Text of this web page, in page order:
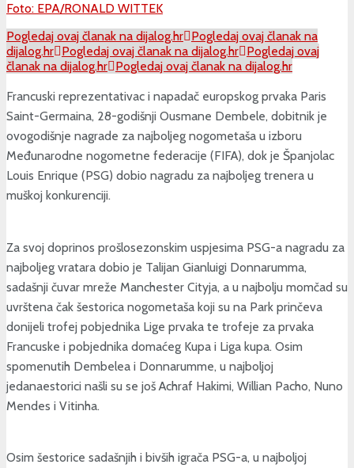
Foto: EPA/RONALD WITTEK
Pogledaj ovaj članak na dijalog.hr Pogledaj ovaj članak na
dijalog.hr Pogledaj ovaj članak na dijalog.hr Pogledaj ovaj
članak na dijalog.hr Pogledaj ovaj članak na dijalog.hr
Francuski reprezentativac i napadač europskog prvaka Paris
Saint-Germaina, 28-godišnji Ousmane Dembele, dobitnik je
ovogodišnje nagrade za najboljeg nogometaša u izboru
Međunarodne nogometne federacije (FIFA), dok je Španjolac
Louis Enrique (PSG) dobio nagradu za najboljeg trenera u
muškoj konkurenciji.
Za svoj doprinos prošlosezonskim uspjesima PSG-a nagradu za
najboljeg vratara dobio je Talijan Gianluigi Donnarumma,
sadašnji čuvar mreže Manchester Cityja, a u najbolju momčad su
uvrštena čak šestorica nogometaša koji su na Park prinčeva
donijeli trofej pobjednika Lige prvaka te trofeje za prvaka
Francuske i pobjednika domaćeg Kupa i Liga kupa. Osim
spomenutih Dembelea i Donnarumme, u najboljoj
jedanaestorici našli su se još Achraf Hakimi, Willian Pacho, Nuno
Mendes i Vitinha.
Osim šestorice sadašnjih i bivših igrača PSG-a, u najboljoj